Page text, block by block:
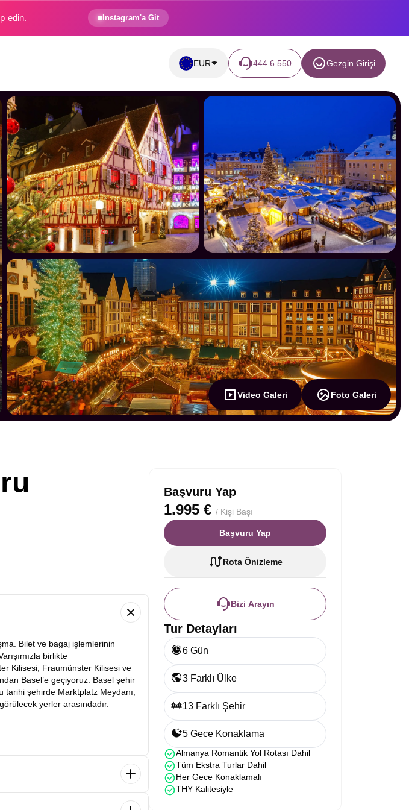
Instagram'a Git
EUR 444 6 550 Gezgin Girişi
Video Galeri Foto Galeri
Bilet ve bagaj işlemlerinin
birlikte
Kilisesi, Fraumünster Kilisesi ve
Basel’e geçiyoruz. Basel şehir
tarihi şehirde Marktplatz Meydanı,
yerler arasındadır.
Başvuru Yap
1.995 € / Kişi Başı
Başvuru Yap
Rota Önizleme
Bizi Arayın
Tur Detayları
6 Gün
3 Farklı Ülke
13 Farklı Şehir
5 Gece Konaklama
Almanya Romantik Yol Rotası Dahil
Tüm Ekstra Turlar Dahil
Her Gece Konaklamalı
THY Kalitesiyle